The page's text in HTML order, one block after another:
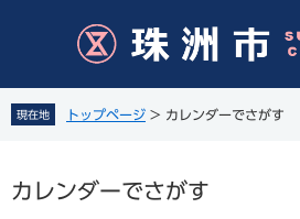
先
頭
。
を
飛
て
現在地 トップページ > カレンダーでさがす
文
カレンダーでさがす